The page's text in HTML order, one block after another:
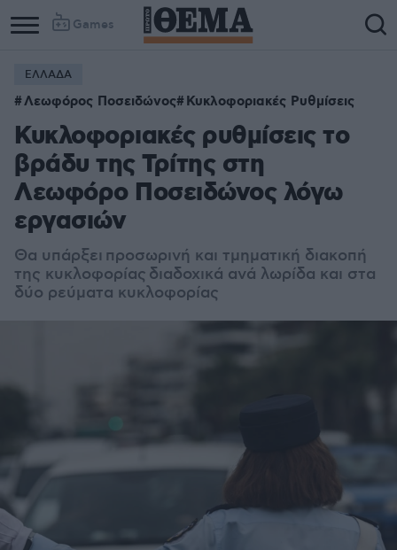
Games
ΕΛΛΑΔΑ
Λεωφόρος Ποσειδώνος Κυκλοφοριακές Ρυθμίσεις
Κυκλοφοριακές ρυθμίσεις το
βράδυ της Τρίτης στη
Λεωφόρο Ποσειδώνος λόγω
εργασιών
Θα υπάρξει προσωρινή και τμηματική διακοπή
της κυκλοφορίας διαδοχικά ανά λωρίδα και στα
δύο ρεύματα κυκλοφορίας